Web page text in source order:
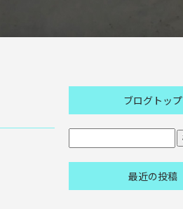
ブログトップ
最近の投稿